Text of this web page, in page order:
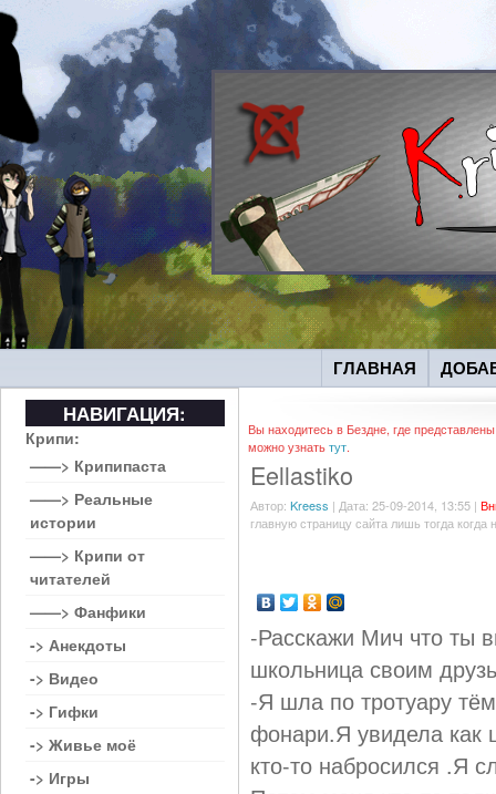
ГЛАВНАЯ
Вы находитесь в Бездне, где
можно узнатьтут.
Eellastiko
Автор: Kreess | Дата: 25-09-2014, 13:55 |
главную страницу сайта лишь тогда
-Расскажи Мич что ты
школьница своим
-Я шла по тротуару
фонари.Я увидела как
кто-то набросился .Я
НАВИГАЦИЯ:
Крипи:
——> Крипипаста
——> Реальные
истории
——> Крипи от
читателей
——> Фанфики
-> Анекдоты
-> Видео
-> Гифки
-> Живье моё
-> Игры